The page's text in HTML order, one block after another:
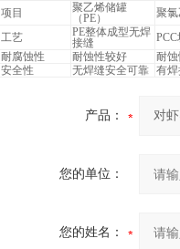
项目
聚乙烯储罐
（PE）
聚
工艺
PE整体成型无焊
接缝
耐腐蚀性
耐蚀性较好
耐
安全性
无焊缝安全可靠 有
产品：
您的单位：
您的姓名：